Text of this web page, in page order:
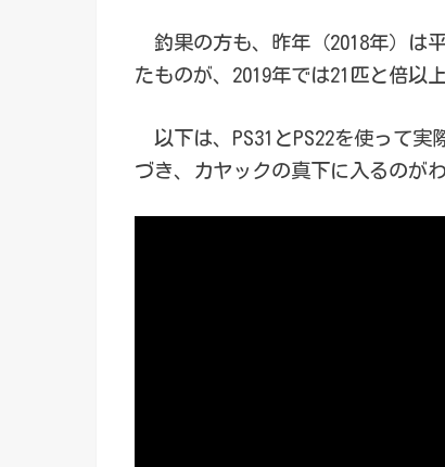
釣果の方も、昨年（2018年）は
たものが、2019年では21匹と倍以
以下は、PS31とPS22を使って実
づき、カヤックの真下に入るのが